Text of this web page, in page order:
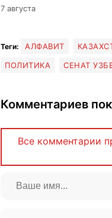
7 августа
Теги: АЛФАВИТ
ПОЛИТИКА
СЕНАТ
Комментариев
Все комментарии